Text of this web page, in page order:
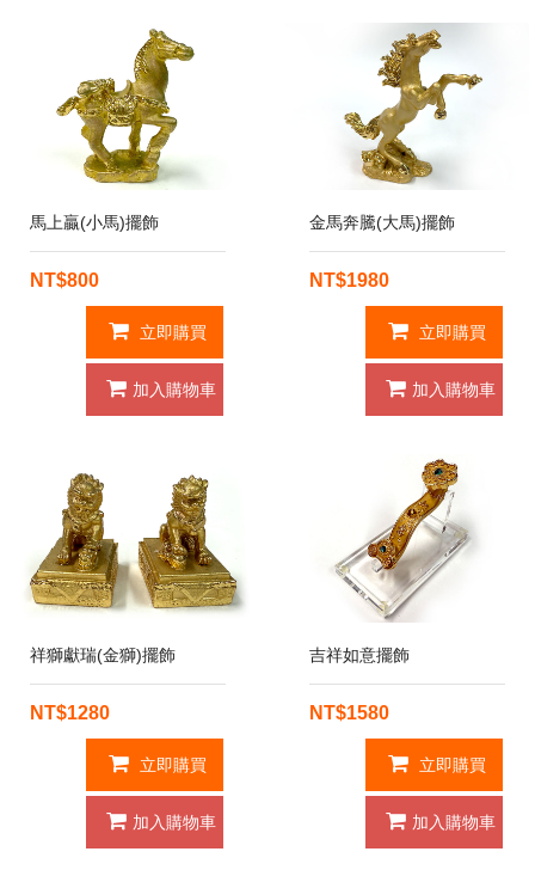
馬上贏(小馬)擺飾
NT$800
立即購買
加入購物車
金馬奔騰(大馬)擺飾
NT$1980
立即購買
加入購物車
祥獅獻瑞(金獅)擺飾
NT$1280
立即購買
加入購物車
吉祥如意擺飾
NT$1580
立即購買
加入購物車